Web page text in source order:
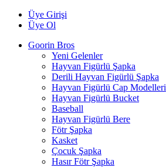
Üye Girişi
Üye Ol
Goorin Bros
Yeni Gelenler
Hayvan Figürlü Şapka
Derili Hayvan Figürlü Şapka
Hayvan Figürlü Cap Modelleri
Hayvan Figürlü Bucket
Baseball
Hayvan Figürlü Bere
Fötr Şapka
Kasket
Çocuk Şapka
Hasır Fötr Şapka